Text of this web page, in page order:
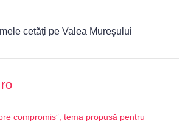
cetăți pe Valea Mureşului
compromis”, tema propusă pentru